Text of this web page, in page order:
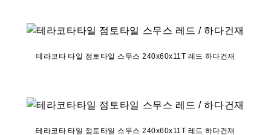
테라코타 타일 점토타일 스무스 240x60x11T 레드 하다건재
테라코타 타일 점토타일 스무스 240x60x11T 레드 하다건재